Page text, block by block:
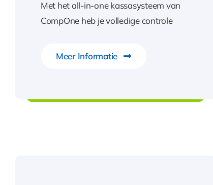
Met het all-in-one kassasysteem van
CompOne heb je volledige controle
Meer Informatie